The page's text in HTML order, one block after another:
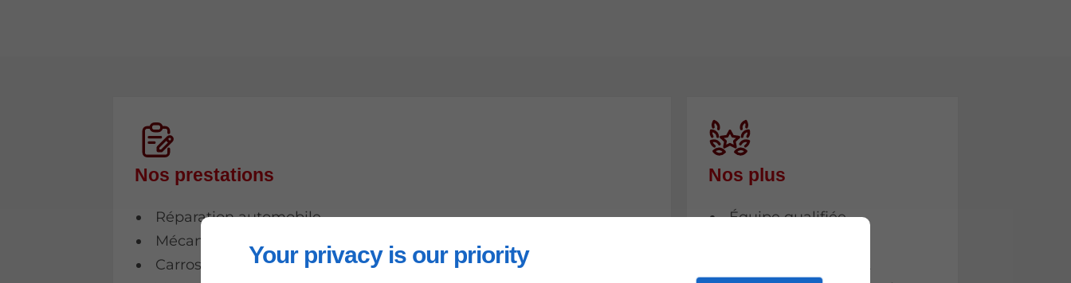
Your privacy is our priority
Nos prestations
Réparation automobile
Mécanique automobile
Carrosserie
Nos plus
Équipe qualifiée
Garage agréé OPEL